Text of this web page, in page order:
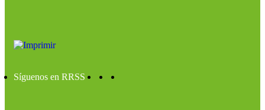
Síguenos en RRSS